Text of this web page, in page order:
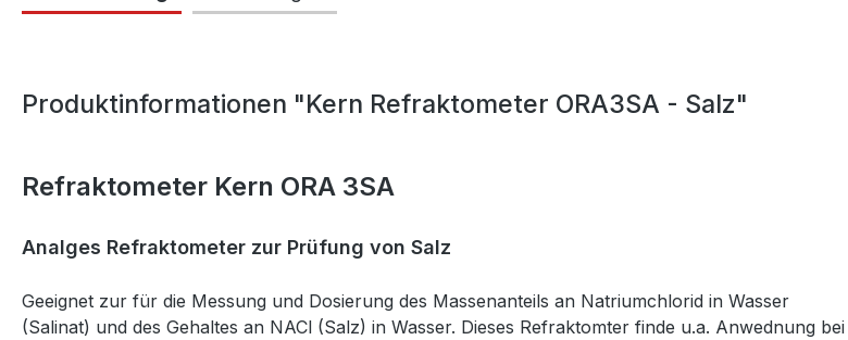
Produktinformationen "Kern Refraktometer ORA3SA - Salz"
Refraktometer Kern ORA 3SA
Analges Refraktometer zur Prüfung von Salz
Geeignet zur für die Messung und Dosierung des Massenanteils an Natriumchlorid in Wasser
(Salinat) und des Gehaltes an NACl (Salz) in Wasser. Dieses Refraktomter finde u.a. Anwednung bei